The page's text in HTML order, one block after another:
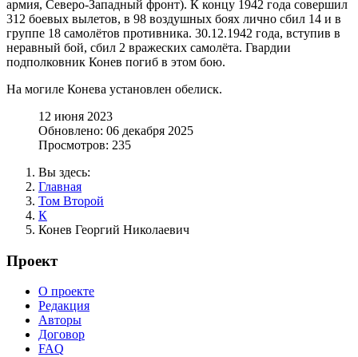
армия, Северо-Западный фронт). К концу 1942 года совершил
312 боевых вылетов, в 98 воздушных боях лично сбил 14 и в
группе 18 самолётов противника. 30.12.1942 года, вступив в
неравный бой, сбил 2 вражеских самолёта. Гвардии
подполковник Конев погиб в этом бою.
На могиле Конева установлен обелиск.
12 июня 2023
Обновлено: 06 декабря 2025
Просмотров: 235
Вы здесь:
Главная
Том Второй
К
Конев Георгий Николаевич
Проект
О проекте
Редакция
Авторы
Договор
FAQ